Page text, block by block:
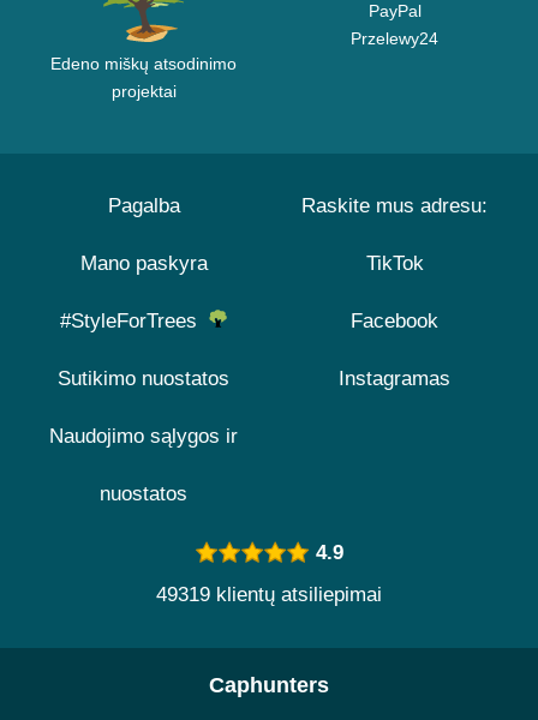
Edeno miškų atsodinimo
projektai
PayPal
Przelewy24
Pagalba
Mano paskyra
#StyleForTrees
Sutikimo nuostatos
Naudojimo sąlygos ir
nuostatos
Raskite mus adresu:
TikTok
Facebook
Instagramas
4.9
49319 klientų atsiliepimai
Caphunters